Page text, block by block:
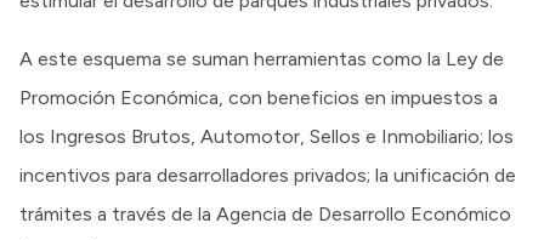
A este esquema se suman herramientas como la Ley de
Promoción Económica, con beneficios en impuestos a
los Ingresos Brutos, Automotor, Sellos e Inmobiliario; los
incentivos para desarrolladores privados; la unificación de
trámites a través de la Agencia de Desarrollo Económico